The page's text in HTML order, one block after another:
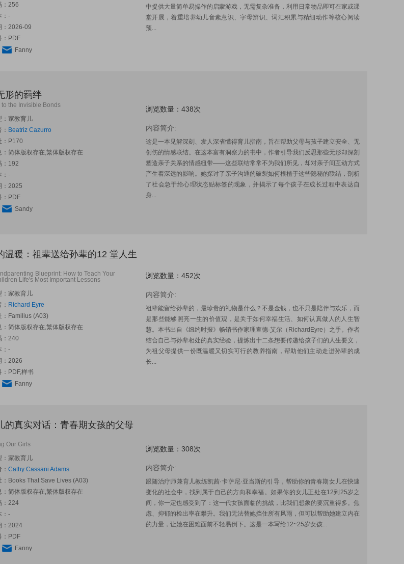
：256
：-
：2026-09
：PDF
Fanny
中提供大量简单易操作的启蒙游戏，无需复杂准备，利用日常物品即可在家或课
堂开展，着重培养幼儿音素意识、字母辨识、词汇积累与精细动作等核心阅读
预...
形的羁绊
to the Invisible Bonds
：家教育儿
Beatriz Cazurro
P170
：简体版权存在,繁体版权存在
：192
：-
：2025
：PDF
Sandy
浏览数量：438次
内容简介:
这是一本见解深刻、发人深省懂得育儿指南，旨在帮助父母与孩子建立安全、无
创伤的情感联结。在这本富有洞察力的书中，作者引导我们反思那些无形却深刻
塑造亲子关系的情感纽带——这些联结常常不为我们所见，却对亲子间互动方式
产生着深远的影响。她探讨了亲子沟通的破裂如何根植于这些隐秘的联结，剖析
了社会急于给心理状态贴标签的现象，并揭示了每个孩子在成长过程中表达自
身...
温暖：祖辈送给孙辈的12 堂人生
Blueprint: How to Teach Your
Life's Most Important Lessons
：家教育儿
Richard Eyre
Familius (A03)
：简体版权存在,繁体版权存在
：240
：-
：2026
：PDF,样书
Fanny
浏览数量：452次
内容简介:
祖辈能留给孙辈的，最珍贵的礼物是什么？不是金钱，也不只是陪伴与欢乐，而
是那些能够照亮一生的价值观，是关于如何幸福生活、如何认真做人的人生智
慧。本书出自《纽约时报》畅销书作家理查德·艾尔（RichardEyre）之手。作者
结合自己与孙辈相处的真实经验，提炼出十二条想要传递给孩子们的人生要义，
为祖父母提供一份既温暖又切实可行的教养指南，帮助他们主动走进孙辈的成
长...
的真实对话：青春期女孩的父母
Our Girls
：家教育儿
Cathy Cassani Adams
Books That Save Lives (A03)
：简体版权存在,繁体版权存在
：224
：-
：2024
：PDF
Fanny
浏览数量：308次
内容简介:
跟随治疗师兼育儿教练凯茜·卡萨尼·亚当斯的引导，帮助你的青春期女儿在快速
变化的社会中，找到属于自己的方向和幸福。如果你的女儿正处在12到25岁之
间，你一定也感受到了：这一代女孩面临的挑战，比我们想象的要沉重得多。焦
虑、抑郁的检出率在攀升。我们无法替她挡住所有风雨，但可以帮助她建立内在
的力量，让她在困难面前不轻易倒下。这是一本写给12~25岁女孩...